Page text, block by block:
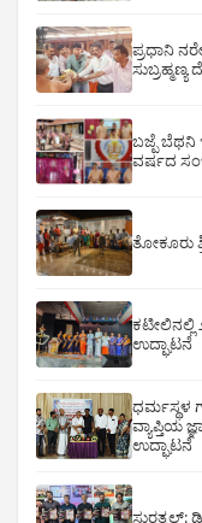
ಪ್ರಧಾನಿ
ಬಜ್ಪೆ ಬೆಥನಿ
ವರ್ಷದ
ತೋಕೂರು
ಉದ್ಘಾಟನೆ
ಧರ್ಮಸ್ಥಳ
ವ್ಯಾಪ್ತಿಯ
ಉದ್ಘಾಟನೆ
ಸುರತ್ಕಲ್: